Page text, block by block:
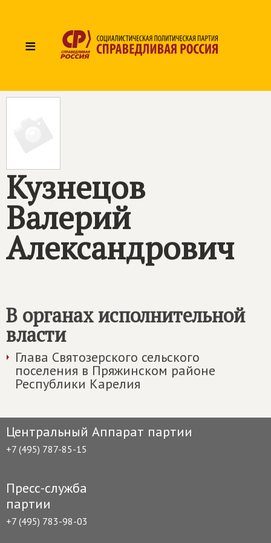
≡
Кузнецов
Валерий
Александрович
В органах исполнительной
власти
Глава Святозерского сельского
поселения в Пряжинском районе
Республики Карелия
Центральный Аппарат партии
+7 (495) 787-85-15
Пресс-служба
партии
+7 (495) 783-98-03